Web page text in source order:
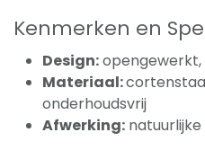
Kenmerken en
Design:
Materiaal:
onderhoudsvrij
Afwerking: